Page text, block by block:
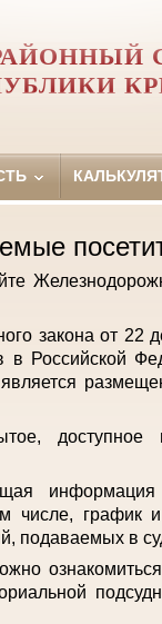
закона от
в Российской
информация
числе, график
подаваемых в
ознакомиться